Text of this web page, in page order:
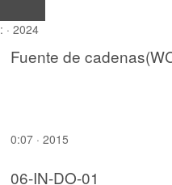
: · 2024
Fuente de
0:07 · 2015
06-IN-DO-01